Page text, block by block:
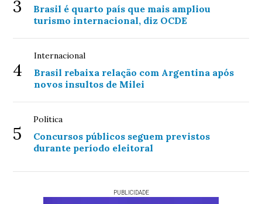
3
Brasil é quarto país que mais ampliou
turismo internacional, diz OCDE
4
Internacional
Brasil rebaixa relação com Argentina após
novos insultos de Milei
5
Política
Concursos públicos seguem previstos
durante período eleitoral
PUBLICIDADE